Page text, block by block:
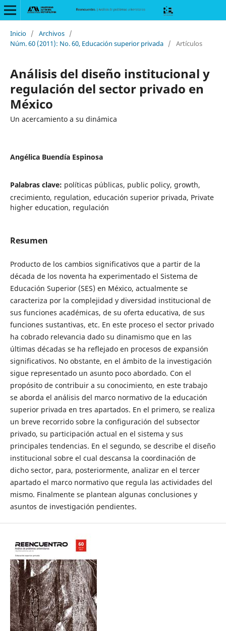
Inicio / Archivos /
Núm. 60 (2011): No. 60, Educación superior privada / Artículos
Análisis del diseño institucional y
regulación del sector privado en
México
Un acercamiento a su dinámica
Angélica Buendía Espinosa
Palabras clave: políticas públicas, public policy, growth,
crecimiento, regulation, educación superior privada, Private
higher education, regulación
Resumen
Producto de los cambios significativos que a partir de la
década de los noventa ha experimentado el Sistema de
Educación Superior (SES) en México, actualmente se
caracteriza por la complejidad y diversidad institucional de
sus funciones académicas, de su oferta educativa, de sus
funciones sustantivas, etc. En este proceso el sector privado
ha cobrado relevancia dado su dinamismo que en las
últimas décadas se ha reflejado en procesos de expansión
significativos. No obstante, en el ámbito de la investigación
sigue representado un asunto poco abordado. Con el
propósito de contribuir a su conocimiento, en este trabajo
se aborda el análisis del marco normativo de la educación
superior privada en tres apartados. En el primero, se realiza
un breve recorrido sobre la configuración del subsector
privado, su participación actual en el sistema y sus
principales tendencias. En el segundo, se describe el diseño
institucional sobre el cual descansa la coordinación de
dicho sector, para, posteriormente, analizar en el tercer
apartado el marco normativo que regula las actividades del
mismo. Finalmente se plantean algunas conclusiones y
asuntos de investigación pendientes.